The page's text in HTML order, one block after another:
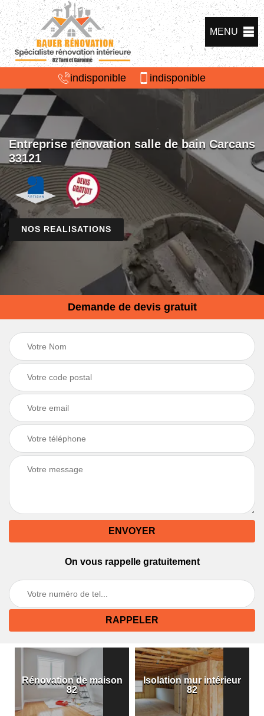
MENU
indisponible indisponible
Entreprise rénovation salle de bain Carcans
33121
NOS REALISATIONS
Demande de devis gratuit
On vous rappelle gratuitement
Rénovation de maison
82
Isolation mur intérieur
82